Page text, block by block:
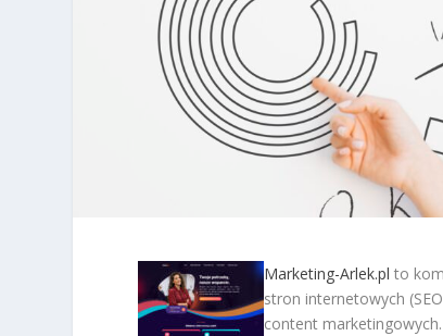
Marketing-Arlek.pl to
stron internetowych
content